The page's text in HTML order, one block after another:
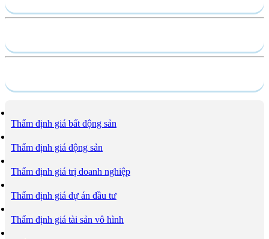
Thẩm định giá bất động sản
Thẩm định giá động sản
Thẩm định giá trị doanh nghiệp
Thẩm định giá dự án đầu tư
Thẩm định giá tài sản vô hình